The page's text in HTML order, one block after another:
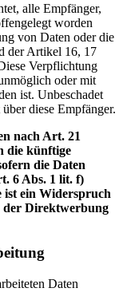
alle Empfänger,
worden
von Daten oder die
der Artikel 16, 17
Verpflichtung
oder mit
ist. Unbeschadet
diese Empfänger.
nach Art. 21
die künftige
die Daten
6 Abs. 1 lit. f)
ist ein Widerspruch
der Direktwerbung
Daten